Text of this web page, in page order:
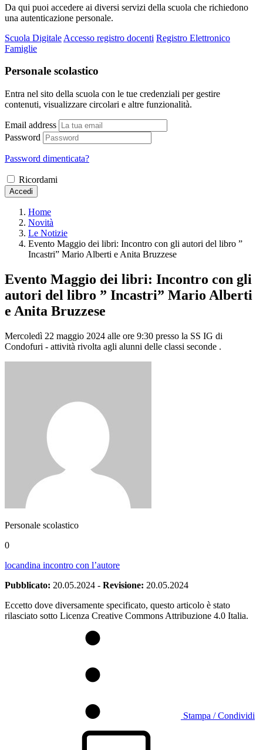
Da qui puoi accedere ai diversi servizi della scuola che richiedono
una autenticazione personale.
Scuola Digitale Accesso registro docenti Registro Elettronico
Famiglie
Personale scolastico
Entra nel sito della scuola con le tue credenziali per gestire
contenuti, visualizzare circolari e altre funzionalità.
Email address
Password
Password dimenticata?
Ricordami
Accedi
Home
Novità
Le Notizie
Evento Maggio dei libri: Incontro con gli autori del libro ”
Incastri” Mario Alberti e Anita Bruzzese
Evento Maggio dei libri: Incontro con gli
autori del libro ” Incastri” Mario Alberti
e Anita Bruzzese
Mercoledì 22 maggio 2024 alle ore 9:30 presso la SS IG di
Condofuri - attività rivolta agli alunni delle classi seconde .
Personale scolastico
0
locandina incontro con l’autore
Pubblicato: 20.05.2024 - Revisione: 20.05.2024
Eccetto dove diversamente specificato, questo articolo è stato
rilasciato sotto Licenza Creative Commons Attribuzione 4.0 Italia.
Stampa / Condividi